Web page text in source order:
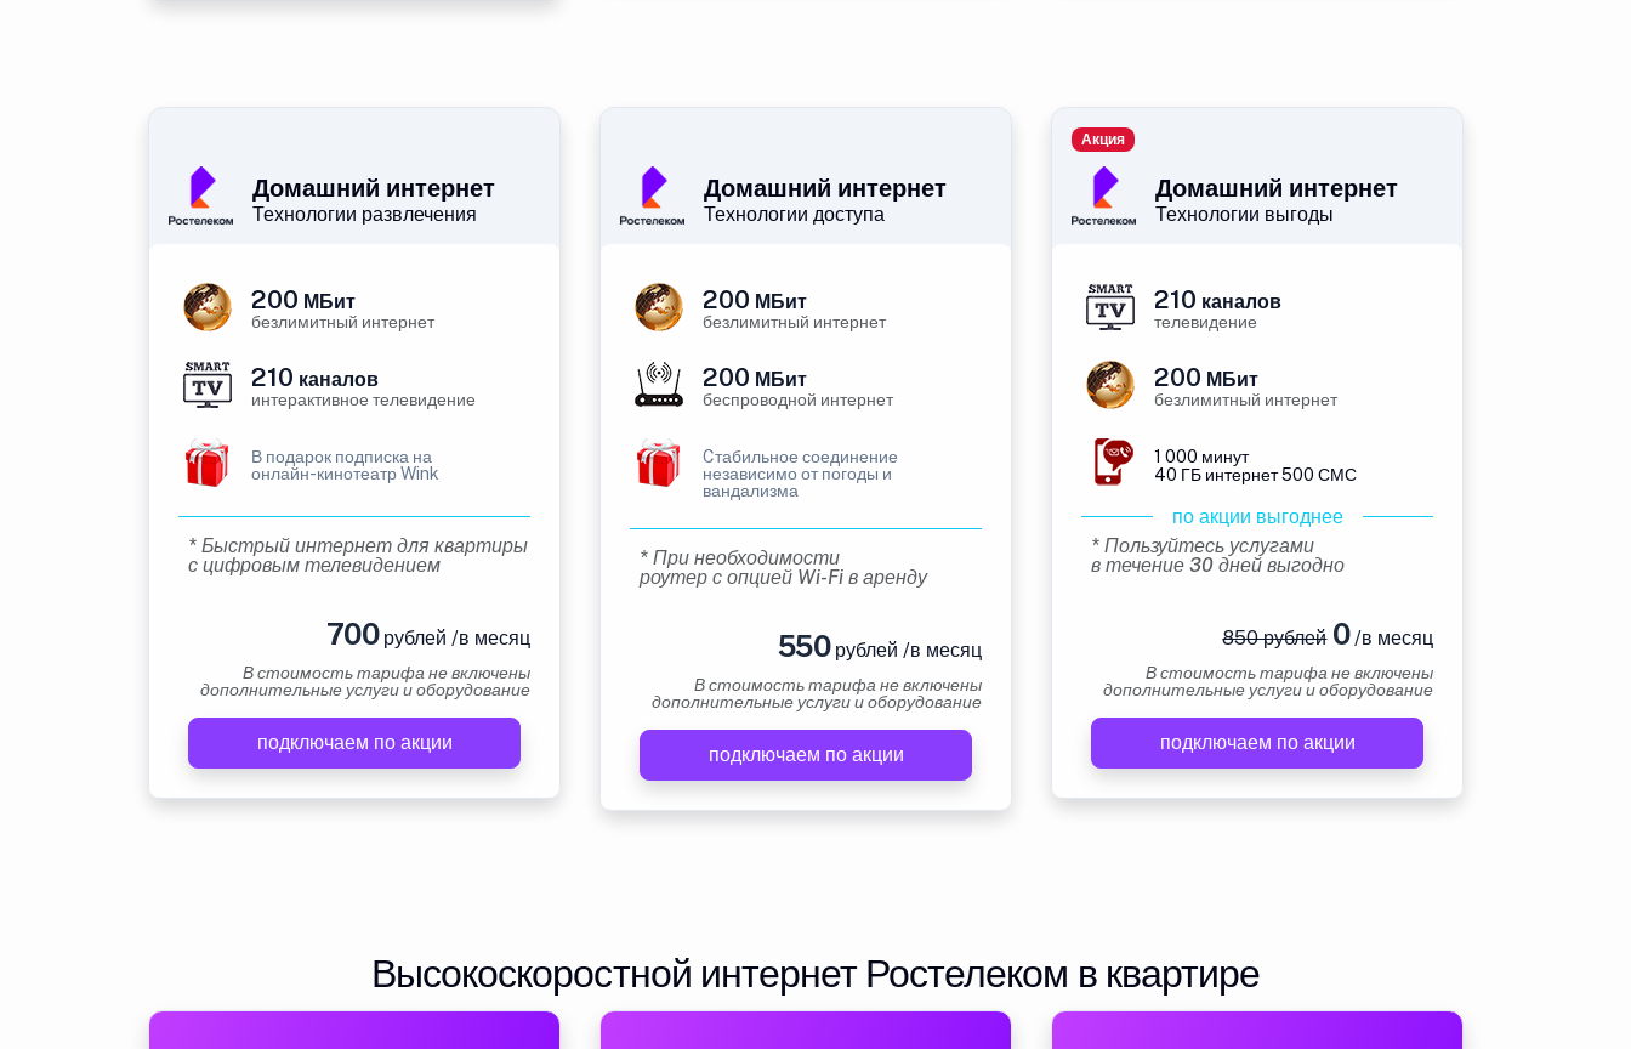
Домашний интернет
Технологии развлечения
200 МБит
безлимитный интернет
210 каналов
интерактивное телевидение
В подарок подписка на
онлайн-кинотеатр Wink
* Быстрый интернет для квартиры
с цифровым телевидением
700рублей /в месяц
В стоимость тарифа не включены
дополнительные услуги и оборудование
подключаем по акции
Домашний интернет
Технологии доступа
200 МБит
безлимитный интернет
200 МБит
беспроводной интернет
Cтабильное соединение
независимо от погоды и
вандализма
* При необходимости
роутер с опцией Wi-Fi в аренду
550рублей /в месяц
В стоимость тарифа не включены
дополнительные услуги и оборудование
подключаем по акции
Домашний интернет
Технологии выгоды
Акция
210 каналов
телевидение
200 МБит
безлимитный интернет
1 000 минут
40 ГБ интернет 500 СМС
по акции выгоднее
* Пользуйтесь услугами
в течение 30 дней выгодно
850 рублей0/в месяц
В стоимость тарифа не включены
дополнительные услуги и оборудование
подключаем по акции
Высокоскоростной интернет Ростелеком в квартире